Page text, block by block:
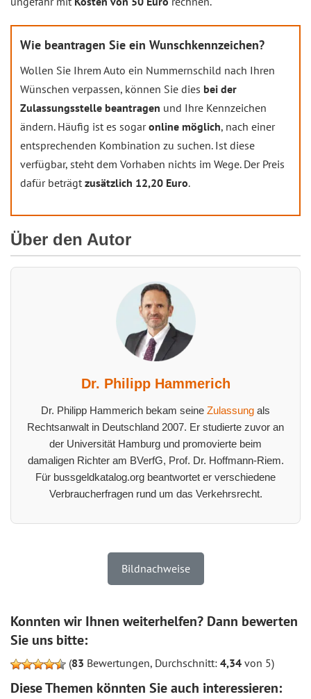
Wie beantragen Sie ein Wunschkennzeichen?
Wollen Sie Ihrem Auto ein Nummernschild nach Ihren
Wünschen verpassen, können Sie dies bei der
Zulassungsstelle beantragen und Ihre Kennzeichen
ändern. Häufig ist es sogaronline möglich, nach einer
entsprechenden Kombination zu suchen. Ist diese
verfügbar, steht dem Vorhaben nichts im Wege. Der Preis
dafür beträgt zusätzlich 12,20 Euro.
Über den Autor
Dr. Philipp Hammerich
Dr. Philipp Hammerich bekam seine Zulassung als
Rechtsanwalt in Deutschland 2007. Er studierte zuvor an
der Universität Hamburg und promovierte beim
damaligen Richter am BVerfG, Prof. Dr. Hoffmann-Riem.
Für bussgeldkatalog.org beantwortet er verschiedene
Verbraucherfragen rund um das Verkehrsrecht.
Bildnachweise
Konnten wir Ihnen weiterhelfen? Dann bewerten
Sie uns bitte:
(83 Bewertungen, Durchschnitt: 4,34 von 5)
Diese Themen könnten Sie auch interessieren: